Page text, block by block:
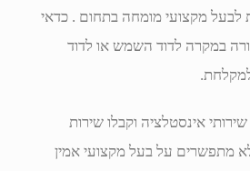
לבעל מקצועי מומחה בתחום . כדאי
במקרה לדוד השמש או לדוד
אינסטלציה וקבלו שירות
מתפשרים על בעל מקצועי אמין